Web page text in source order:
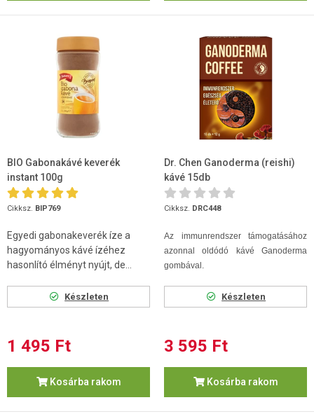
BIO Gabonakávé keverék
instant 100g
Cikksz. BIP769
Egyedi gabonakeverék íze a
hagyományos kávé ízéhez
hasonlító élményt nyújt, de...
Készleten
1 495 Ft
Kosárba rakom
Dr. Chen Ganoderma (reishi)
kávé 15db
Cikksz. DRC448
Az immunrendszer támogatásához
azonnal oldódó kávé Ganoderma
gombával.
Készleten
3 595 Ft
Kosárba rakom